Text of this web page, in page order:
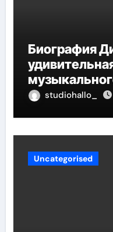
Биография
проникнет в
studiohallo_
Uncategorised